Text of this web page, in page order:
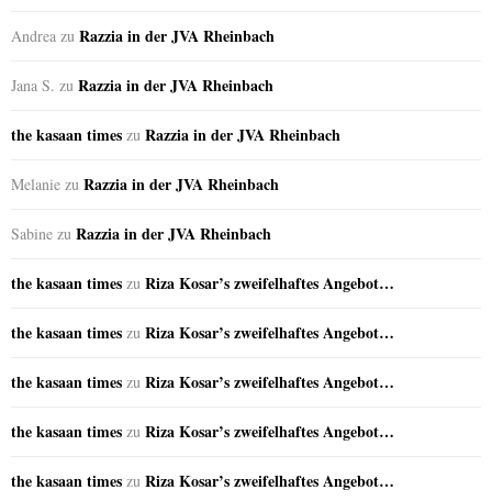
Andrea zu Razzia in der JVA Rheinbach
Jana S. zu Razzia in der JVA Rheinbach
the kasaan times zu Razzia in der JVA Rheinbach
Melanie zu Razzia in der JVA Rheinbach
Sabine zu Razzia in der JVA Rheinbach
the kasaan times zu Riza Kosar’s zweifelhaftes Angebot…
the kasaan times zu Riza Kosar’s zweifelhaftes Angebot…
the kasaan times zu Riza Kosar’s zweifelhaftes Angebot…
the kasaan times zu Riza Kosar’s zweifelhaftes Angebot…
the kasaan times zu Riza Kosar’s zweifelhaftes Angebot…